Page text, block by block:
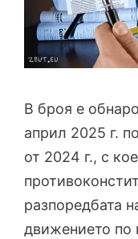
В броя е
април 2025 г.
от 2024 г., с
разпоредбата
движението по